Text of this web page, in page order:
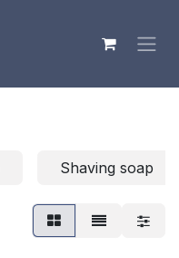
Shaving soap